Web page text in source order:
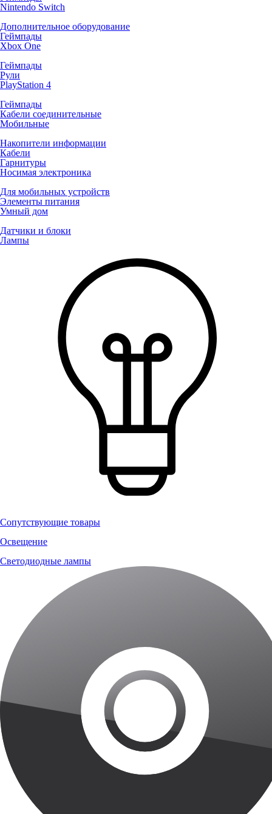
Nintendo Switch
Дополнительное оборудование
Геймпады
Xbox One
Геймпады
Рули
PlayStation 4
Геймпады
Кабели соединительные
Мобильные
Накопители информации
Кабели
Гарнитуры
Носимая электроника
Для мобильных устройств
Элементы питания
Умный дом
Датчики и блоки
Лампы
Сопутствующие товары
Освещение
Светодиодные лампы